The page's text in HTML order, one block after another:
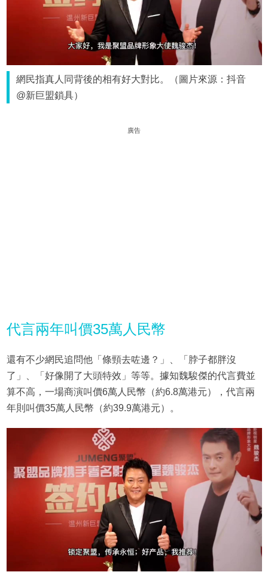
網民指真人同背後的相有好大對比。（圖片來源：抖音
@新巨盟鎖具）
廣告
代言兩年叫價35萬人民幣
還有不少網民追問他「條頸去咗邊？」、「脖子都胖沒
了」、「好像開了大頭特效」等等。據知魏駿傑的代言費並
算不高，一場商演叫價6萬人民幣（約6.8萬港元），代言兩
年則叫價35萬人民幣（約39.9萬港元）。